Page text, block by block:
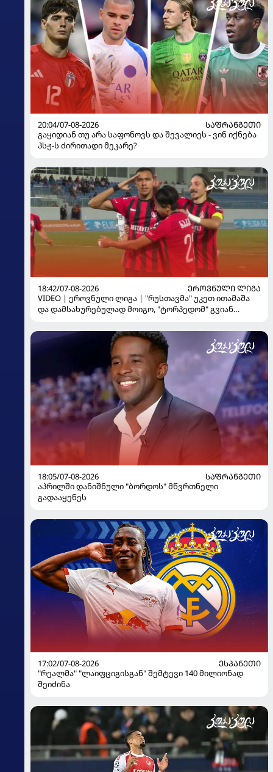
20:04/07-08-2026
ᲡᲐᲤᲠᲐᲜᲒᲔᲗᲘ
გაყიდიან თუ არა საფონოვს და შევალიეს - ვინ იქნება
პსჟ-ს ძირითადი მეკარე?
18:42/07-08-2026
ᲔᲠᲝᲕᲜᲣᲚᲘ ᲚᲘᲒᲐ
VIDEO | ეროვნული ლიგა | "რუსთავმა" უკეთ ითამაშა
და დამსახურებულად მოიგო, "ტორპედომ" გვიან
18:05/07-08-2026
ᲡᲐᲤᲠᲐᲜᲒᲔᲗᲘ
აპრილში დანიშნული "ბორდოს" მწვრთნელი
გადააყენეს
17:02/07-08-2026
ᲔᲡᲞᲐᲜᲔᲗᲘ
"რეალმა" "ლაიფციგისგან" შემტევი 140 მილიონად
შეიძინა